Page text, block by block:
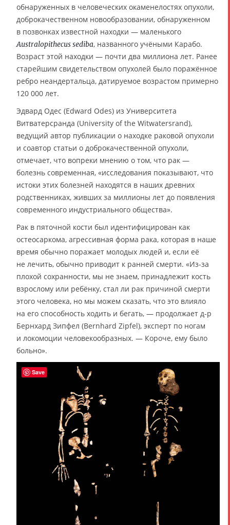
обнаруженных в человеческих окаменелостях опухоли,
доброкачественном новообразовании, обнаруженном
в позвонках известной находки — маленького
Australopithecus sediba, названного учёными Карабо.
Возраст этой находки — почти два миллиона лет. Ранее
старейшим свидетельством опухолей было поражённое
ребро неандертальца, датируемое возрастом примерно
120 000 лет.
Эдвард Одес (Edward Odes) из Университета
Витватерсранда (University of the Witwatersrand),
ведущий автор публикации о находке раковой опухоли
и соавтор статьи о доброкачественной опухоли,
отмечает, что вопреки мнению о том, что рак —
болезнь современная, «исследования показывают, что
истоки этих болезней находятся в наших древних
родственниках, живших за миллионы лет до появления
современного индустриального общества».
Рак в пяточной кости был идентифицирован как
остеосаркома, агрессивная форма рака, которая в наше
время обычно поражает молодых людей и, если её
не лечить, обычно приводит к ранней смерти. «Из-за
плохой сохранности, мы не знаем, принадлежит кость
взрослому или ребёнку, стал ли рак причиной смерти
этого человека, но мы можем сказать, что это влияло
на его способность ходить и бегать, — продолжает д-р
Бернхард Зипфел (Bernhard Zipfel), эксперт по ногам
и локомоции человекообразных. — Короче, ему было
больно».
Save